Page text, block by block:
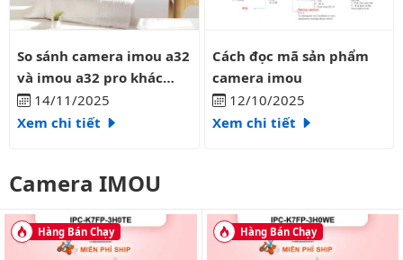
So sánh camera imou a32 và imou a32 pro khác nhau như thế
So sánh camera imou a32
và imou a32 pro khác
nhau như thế nào?
14/11/2025
Xem chi tiết
Cách đọc mã sản phẩm
Cách đọc mã sản phẩm
camera imou
12/10/2025
Xem chi tiết
Camera IMOU
Hàng Bán Chạy Hàng Bán Chạy